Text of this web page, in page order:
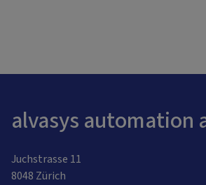
alvasys automation
Juchstrasse 11
8048 Zürich